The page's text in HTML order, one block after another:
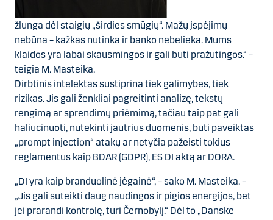
žlunga dėl staigių „širdies smūgių“. Mažų įspėjimų
nebūna – kažkas nutinka ir banko nebelieka. Mums
klaidos yra labai skausmingos ir gali būti pražūtingos.“ –
teigia M. Masteika.
Dirbtinis intelektas sustiprina tiek galimybes, tiek
rizikas. Jis gali ženkliai pagreitinti analizę, tekstų
rengimą ar sprendimų priėmimą, tačiau taip pat gali
haliucinuoti, nutekinti jautrius duomenis, būti paveiktas
„prompt injection“ atakų ar netyčia pažeisti tokius
reglamentus kaip BDAR (GDPR), ES DI aktą ar DORA.
„DI yra kaip branduolinė jėgainė“, – sako M. Masteika. –
„Jis gali suteikti daug naudingos ir pigios energijos, bet
jei prarandi kontrolę, turi Černobylį.“ Dėl to „Danske